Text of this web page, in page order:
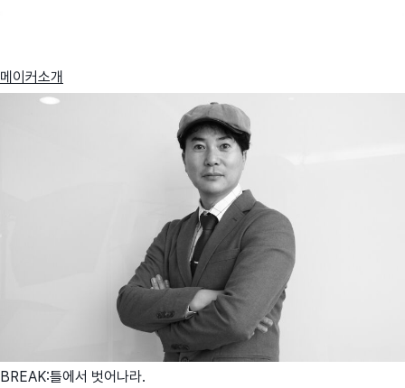
메이커소개
BREAK:틀에서 벗어나라.